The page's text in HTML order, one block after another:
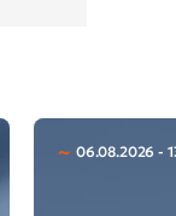
06.08.2026 -